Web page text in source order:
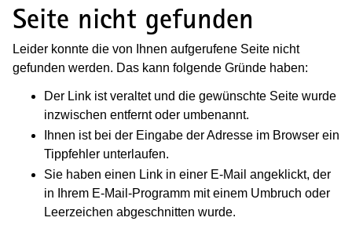
Seite nicht gefunden
Leider konnte die von Ihnen aufgerufene Seite nicht
gefunden werden. Das kann folgende Gründe haben:
Der Link ist veraltet und die gewünschte Seite wurde
inzwischen entfernt oder umbenannt.
Ihnen ist bei der Eingabe der Adresse im Browser ein
Tippfehler unterlaufen.
Sie haben einen Link in einer E-Mail angeklickt, der
in Ihrem E-Mail-Programm mit einem Umbruch oder
Leerzeichen abgeschnitten wurde.